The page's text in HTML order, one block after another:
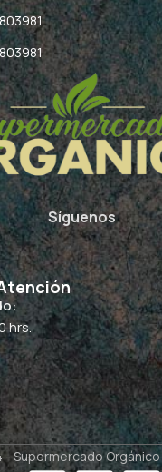
Síguenos
hrs.
-Supermercado Orgánico